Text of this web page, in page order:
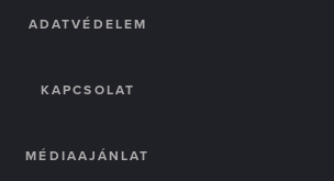
ADATVÉDELEM
KAPCSOLAT
MÉDIAAJÁNLAT